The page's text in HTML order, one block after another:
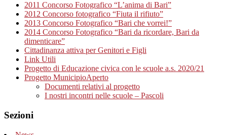
2011 Concorso Fotografico “L’anima di Bari”
2012 Concorso fotografico “Fiuta il rifiuto”
2013 Concorso Fotografico “Bari che vorrei!”
2014 Concorso Fotografico “Bari da ricordare, Bari da
dimenticare”
Cittadinanza attiva per Genitori e Figli
Link Utili
Progetto di Educazione civica con le scuole a.s. 2020/21
Progetto MunicipioAperto
Documenti relativi al progetto
I nostri incontri nelle scuole – Pascoli
Sezioni